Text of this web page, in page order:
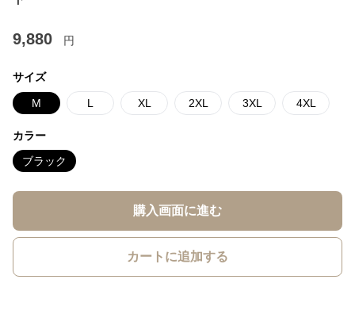
9,880 円
サイズ
M L XL 2XL 3XL 4XL
カラー
ブラック
購入画面に進む
カートに追加する